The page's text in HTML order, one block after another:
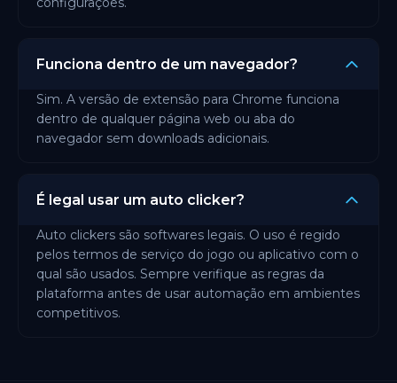
Funciona dentro de um navegador?
Sim. A versão de extensão para Chrome funciona
dentro de qualquer página web ou aba do
navegador sem downloads adicionais.
É legal usar um auto clicker?
Auto clickers são softwares legais. O uso é regido
pelos termos de serviço do jogo ou aplicativo com o
qual são usados. Sempre verifique as regras da
plataforma antes de usar automação em ambientes
competitivos.